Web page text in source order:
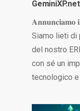
𝐀𝐧𝐧𝐮𝐧𝐜𝐢𝐚𝐦𝐨
Siamo lieti di
del nostro
con sé un
tecnologico